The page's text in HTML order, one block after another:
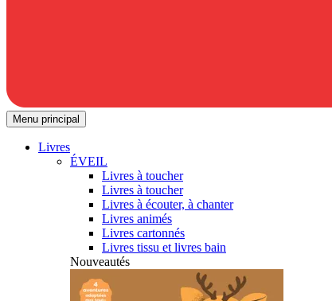
Menu principal
Livres
ÉVEIL
Livres à toucher
Livres à toucher
Livres à écouter, à chanter
Livres animés
Livres cartonnés
Livres tissu et livres bain
Nouveautés